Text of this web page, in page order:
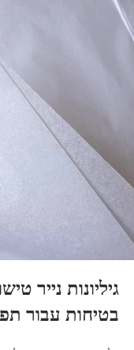
גיליונות נייר
בטיחות עבור